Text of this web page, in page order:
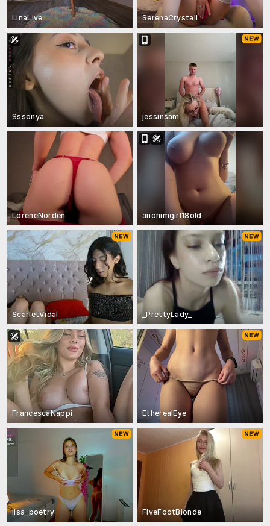
LinaLive SerenaCrystall
Sssonya jessinsam
LoreneNorden anonimgirl18old
ScarletVidal _PrettyLady_
FrancescaNappi EtherealEye
lisa_poetry FiveFootBlonde